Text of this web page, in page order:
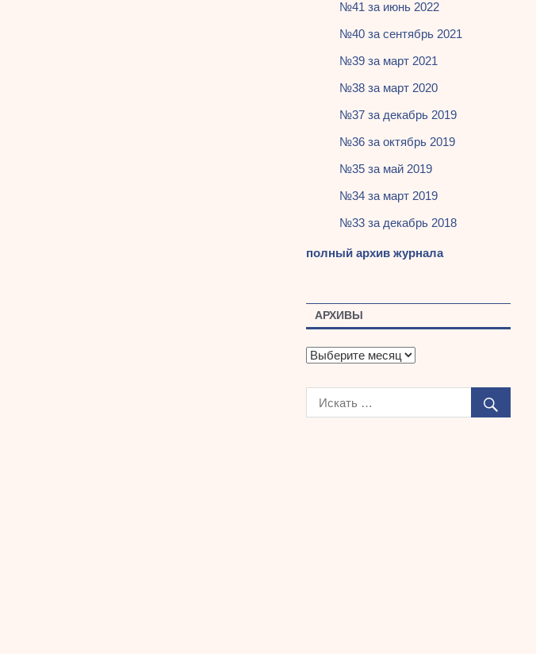
№41 за июнь 2022
№40 за сентябрь 2021
№39 за март 2021
№38 за март 2020
№37 за декабрь 2019
№36 за октябрь 2019
№35 за май 2019
№34 за март 2019
№33 за декабрь 2018
полный архив журнала
АРХИВЫ
А
х
в